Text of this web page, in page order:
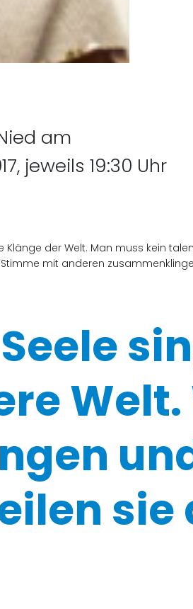
am
jeweils 19:30 Uhr
der Welt. Man muss kein
mit anderen
Welt.
sie
Nacht der